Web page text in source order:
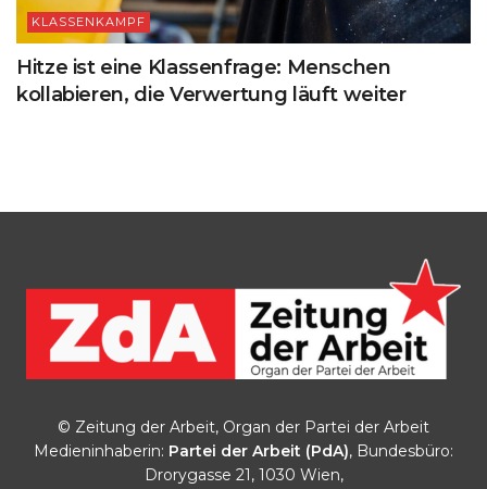
KLASSENKAMPF
Hitze ist eine Klassenfrage: Menschen
kollabieren, die Verwertung läuft weiter
© Zeitung der Arbeit, Organ der Partei der Arbeit
Medieninhaberin: Partei der Arbeit (PdA), Bundesbüro:
Drorygasse 21, 1030 Wien,